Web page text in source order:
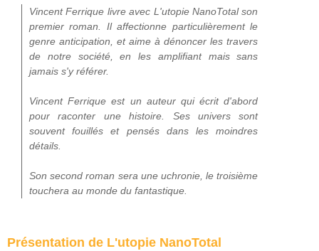
Vincent Ferrique livre avec L'utopie NanoTotal son
premier roman. Il affectionne particulièrement le
genre anticipation, et aime à dénoncer les travers
de notre société, en les amplifiant mais sans
jamais s'y référer.
Vincent Ferrique est un auteur qui écrit d'abord
pour raconter une histoire. Ses univers sont
souvent fouillés et pensés dans les moindres
détails.
Son second roman sera une uchronie, le troisième
touchera au monde du fantastique.
Présentation de L'utopie NanoTotal